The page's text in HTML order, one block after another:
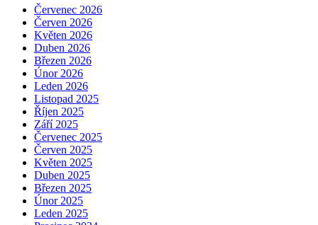
Červenec 2026
Červen 2026
Květen 2026
Duben 2026
Březen 2026
Únor 2026
Leden 2026
Listopad 2025
Říjen 2025
Září 2025
Červenec 2025
Červen 2025
Květen 2025
Duben 2025
Březen 2025
Únor 2025
Leden 2025